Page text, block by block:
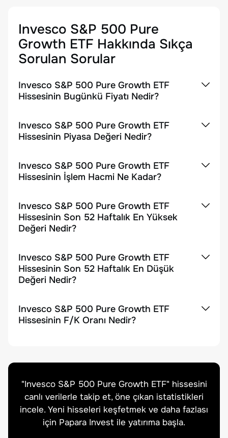
Invesco S&P 500 Pure
Growth ETF Hakkında Sıkça
Sorulan Sorular
Invesco S&P 500 Pure Growth ETF
Hissesinin Bugünkü Fiyatı Nedir?
Invesco S&P 500 Pure Growth ETF
Hissesinin Piyasa Değeri Nedir?
Invesco S&P 500 Pure Growth ETF
Hissesinin İşlem Hacmi Ne Kadar?
Invesco S&P 500 Pure Growth ETF
Hissesinin Son 52 Haftalık En Yüksek
Değeri Nedir?
Invesco S&P 500 Pure Growth ETF
Hissesinin Son 52 Haftalık En Düşük
Değeri Nedir?
Invesco S&P 500 Pure Growth ETF
Hissesinin F/K Oranı Nedir?
"Invesco S&P 500 Pure Growth ETF" hissesini
canlı verilerle takip et, öne çıkan istatistikleri
incele. Yeni hisseleri keşfetmek ve daha fazlası
için Papara Invest ile yatırıma başla.